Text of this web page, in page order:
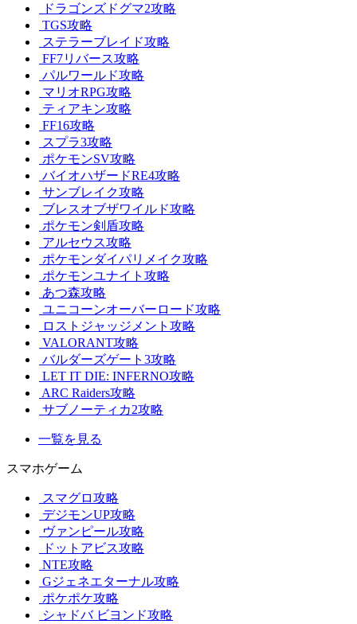
ドラゴンズドグマ2攻略
TGS攻略
ステラーブレイド攻略
FF7リバース攻略
パルワールド攻略
マリオRPG攻略
ティアキン攻略
FF16攻略
スプラ3攻略
ポケモンSV攻略
バイオハザードRE4攻略
サンブレイク攻略
ブレスオブザワイルド攻略
ポケモン剣盾攻略
アルセウス攻略
ポケモンダイパリメイク攻略
ポケモンユナイト攻略
あつ森攻略
ユニコーンオーバーロード攻略
ロストジャッジメント攻略
VALORANT攻略
バルダーズゲート3攻略
LET IT DIE: INFERNO攻略
ARC Raiders攻略
サブノーティカ2攻略
一覧を見る
スマホゲーム
スマグロ攻略
デジモンUP攻略
ヴァンピール攻略
ドットアビス攻略
NTE攻略
Gジェネエターナル攻略
ポケポケ攻略
シャドバ ビヨンド攻略